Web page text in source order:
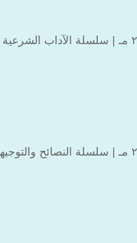
سلسلة الآداب الشرعية
سلسلة النصائح